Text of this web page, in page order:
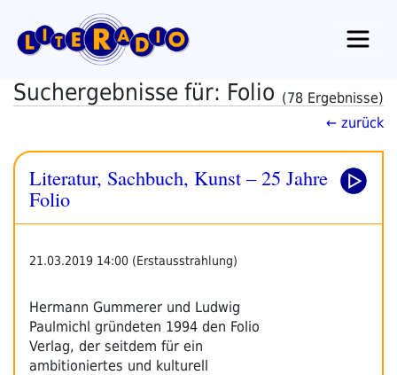
Inhalt
springen
Suchergebnisse für: Folio (78 Ergebnisse)
← zurück
Literatur, Sachbuch, Kunst – 25 Jahre
Folio
21.03.2019 14:00 (Erstausstrahlung)
Hermann Gummerer und Ludwig
Paulmichl gründeten 1994 den Folio
Verlag, der seitdem für ein
ambitioniertes und kulturell